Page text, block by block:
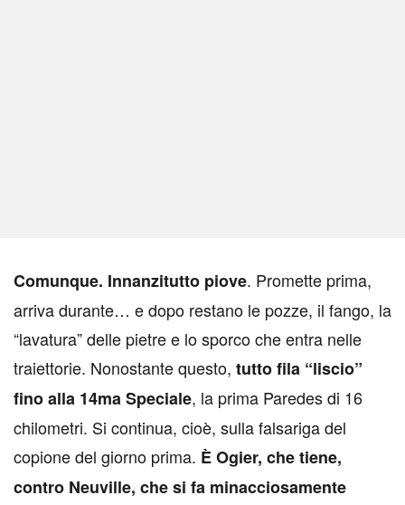
Comunque. Innanzitutto piove. Promette prima,
arriva durante… e dopo restano le pozze, il fango, la
“lavatura” delle pietre e lo sporco che entra nelle
traiettorie. Nonostante questo, tutto fila “liscio”
fino alla 14ma Speciale, la prima Paredes di 16
chilometri. Si continua, cioè, sulla falsariga del
copione del giorno prima. È Ogier, che tiene,
contro Neuville, che si fa minacciosamente